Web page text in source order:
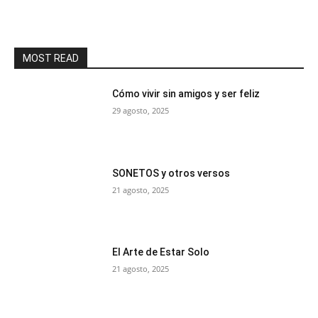
MOST READ
Cómo vivir sin amigos y ser feliz
29 agosto, 2025
SONETOS y otros versos
21 agosto, 2025
El Arte de Estar Solo
21 agosto, 2025